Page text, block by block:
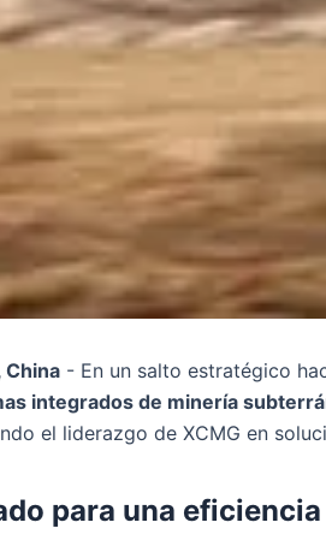
China - En un salto estratégico
integrados de minería
el liderazgo de XCMG en
para una